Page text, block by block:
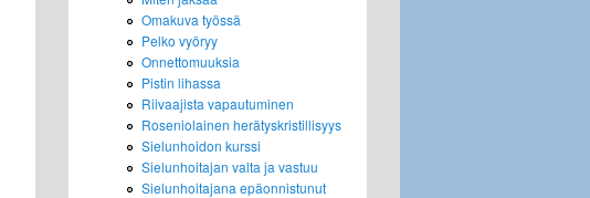
Omakuva työssä
Pelko vyöryy
Onnettomuuksia
Pistin lihassa
Riivaajista vapautuminen
Roseniolainen herätyskristillisyys
Sielunhoidon kurssi
Sielunhoitajan valta ja vastuu
Sielunhoitajana epäonnistunut